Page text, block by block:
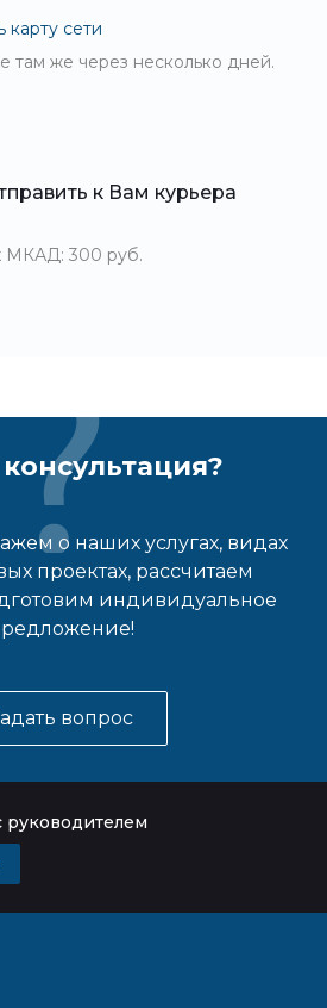
карту сети
там же через несколько дней.
к Вам курьера
МКАД: 300 руб.
о наших услугах, видах
проектах, рассчитаем
индивидуальное
вопрос
руководителем